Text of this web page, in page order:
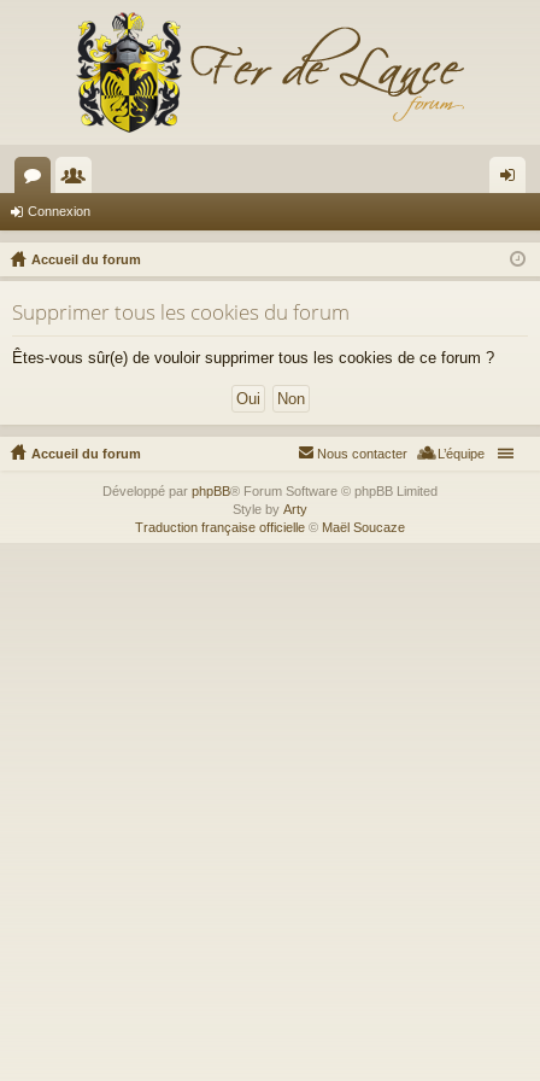
or
u
m
s
e
m
br
es
ne
xi
Connexion
Accueil du forum
Supprimer tous les cookies du forum
Êtes-vous sûr(e) de vouloir supprimer tous les cookies de ce forum ?
Accueil du forum L’équipe
Nous contacter
Développé par phpBB® Forum Software © phpBB Limited
Style by Arty
Traduction française officielle © Maël Soucaze